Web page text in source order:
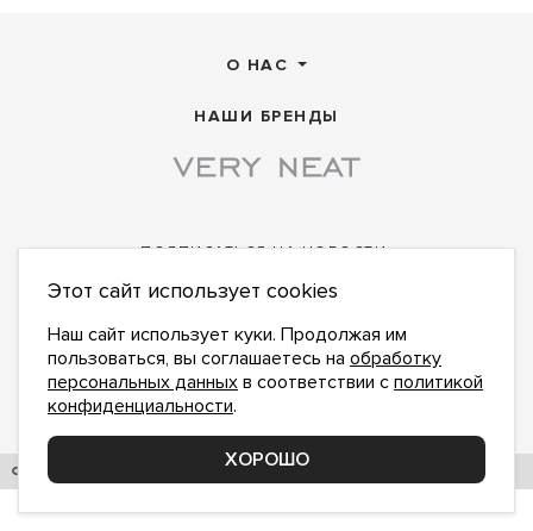
О НАС
НАШИ БРЕНДЫ
ПОДПИСАТЬСЯ НА НОВОСТИ:
ПОДПИСАТЬСЯ
политикой конфиденциальности
принимаю
office@veryneat.ru НАПИШИТЕ НАМ
© 2017–2026. СИБКОНТЕКСОПТ
Этот сайт использует cookies
Наш сайт использует куки. Продолжая им
пользоваться, вы соглашаетесь на обработку
персональных данных в соответствии с политикой
конфиденциальности.
ХОРОШО